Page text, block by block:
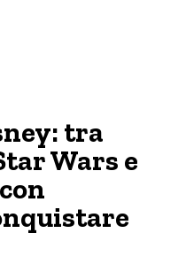
tra
Wars e